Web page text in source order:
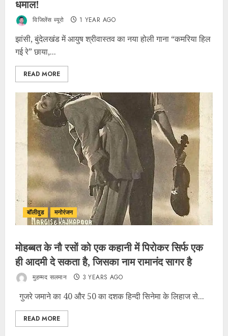
धमाल!
विजिलेंस ब्यूरो 1 YEAR AGO
झांसी, बुंदेलखंड में आयुष श्रीवास्तव का नया होली गाना “कमरिया हिल
गई रे” छाया,...
READ MORE
बॉलीवुड मनोरंजन
मोहब्बत के नौ रसों को एक कहानी में पिरोकर सिर्फ एक
ही आदमी दे सकता है, जिसका नाम रामानंद सागर है
मुहम्मद सलमान 3 YEARS AGO
गुजरे जमाने का 40 और 50 का दशक हिन्दी सिनेमा के लिहाज से...
READ MORE